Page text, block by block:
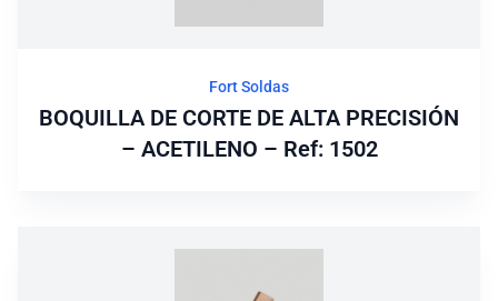
Fort Soldas
BOQUILLA DE CORTE DE ALTA PRECISIÓN
– ACETILENO – Ref: 1502